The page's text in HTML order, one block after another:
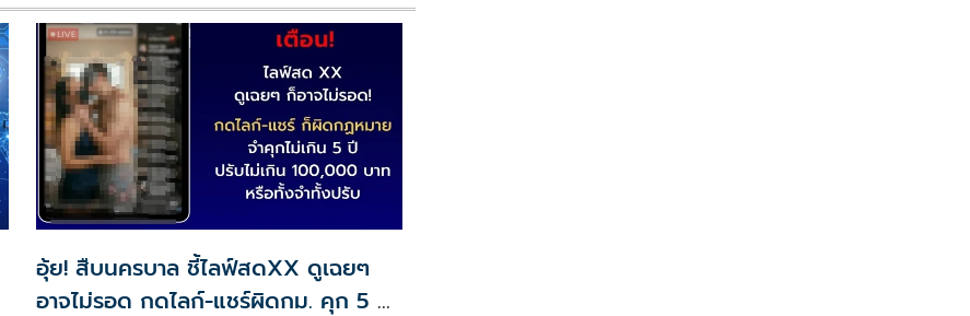
อุ้ย! สืบนครบาล ชี้ไลฟ์สดXX ดูเฉยๆ
อาจไม่รอด กดไลก์-แชร์ผิดกม. คุก 5 ปี